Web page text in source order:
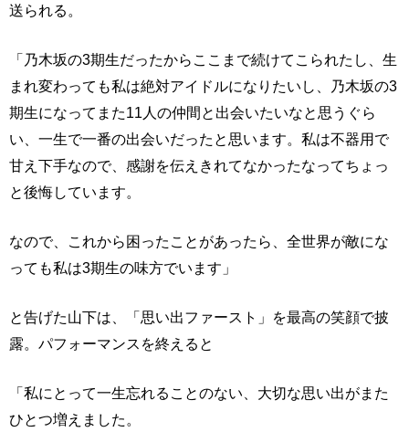
送られる。
「乃木坂の3期生だったからここまで続けてこられたし、生
まれ変わっても私は絶対アイドルになりたいし、乃木坂の3
期生になってまた11人の仲間と出会いたいなと思うぐら
い、一生で一番の出会いだったと思います。私は不器用で
甘え下手なので、感謝を伝えきれてなかったなってちょっ
と後悔しています。
なので、これから困ったことがあったら、全世界が敵にな
っても私は3期生の味方でいます」
と告げた山下は、「思い出ファースト」を最高の笑顔で披
露。パフォーマンスを終えると
「私にとって一生忘れることのない、大切な思い出がまた
ひとつ増えました。